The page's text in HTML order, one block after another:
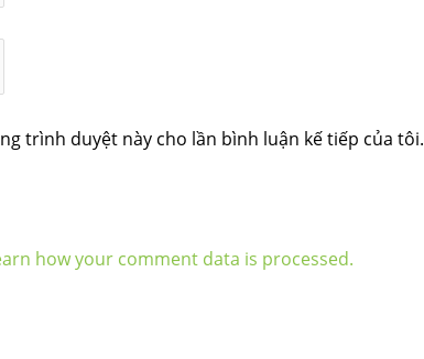
trình duyệt này cho lần bình luận kế tiếp của tôi.
how your comment data is processed.